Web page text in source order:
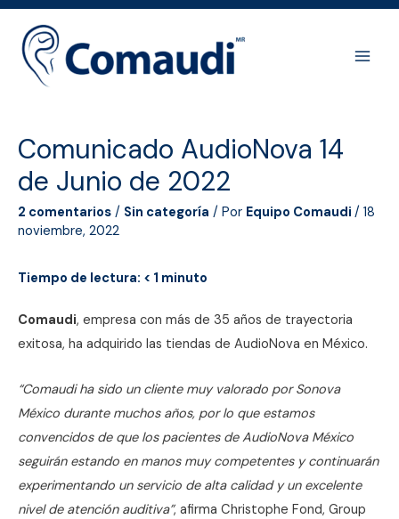
Ir
contenido
Comunicado AudioNova 14
de Junio de 2022
2 comentarios / Sin categoría / Por Equipo Comaudi / 18
noviembre, 2022
Tiempo de lectura: < 1 minuto
Comaudi, empresa con más de 35 años de trayectoria
exitosa, ha adquirido las tiendas de AudioNova en México.
“Comaudi ha sido un cliente muy valorado por Sonova
México durante muchos años, por lo que estamos
convencidos de que los pacientes de AudioNova México
seguirán estando en manos muy competentes y continuarán
experimentando un servicio de alta calidad y un excelente
nivel de atención auditiva”, afirma Christophe Fond, Group